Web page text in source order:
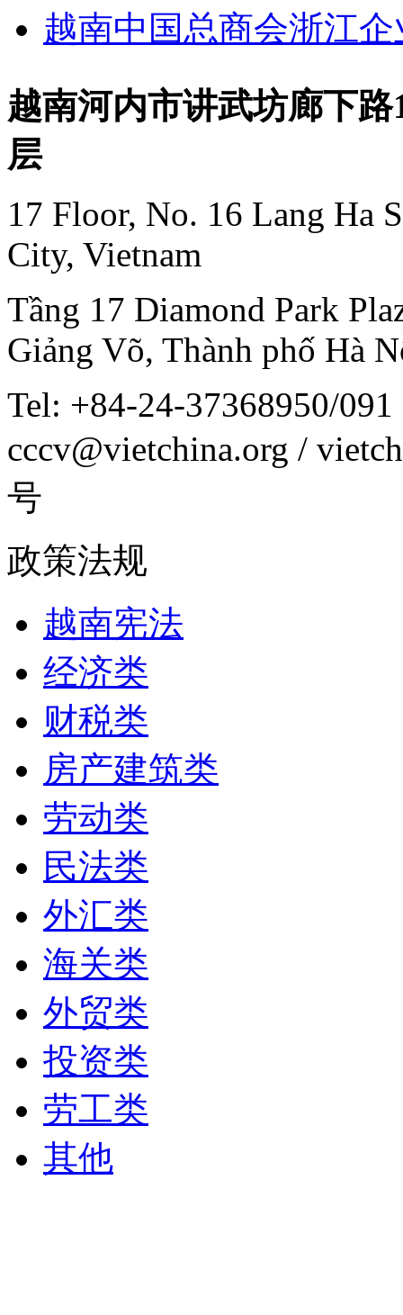
越南中国总商会浙江
越南河内市讲武坊廊下
层
17 Floor, No. 16 Lang Ha
City, Vietnam
Tầng 17 Diamond Park
Giảng Võ, Thành phố Hà
Tel: +84-24-37368950/
cccv@vietchina.org /
号
政策法规
越南宪法
经济类
财税类
房产建筑类
劳动类
民法类
外汇类
海关类
外贸类
投资类
劳工类
其他